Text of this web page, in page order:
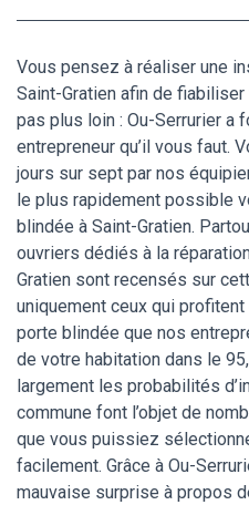
Vous pensez à réaliser une
Saint-Gratien afin de
pas plus loin : Ou-Serrurier a
entrepreneur qu’il vous faut.
jours sur sept par nos
le plus rapidement possible
blindée à Saint-Gratien.
ouvriers dédiés à la
Gratien sont recensés sur
uniquement ceux qui
porte blindée que nos
de votre habitation dans le
largement les probabilités
commune font l’objet de
que vous puissiez
facilement. Grâce à Ou-
mauvaise surprise à propos